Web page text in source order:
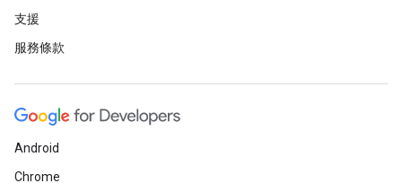
支援
服務條款
Android
Chrome